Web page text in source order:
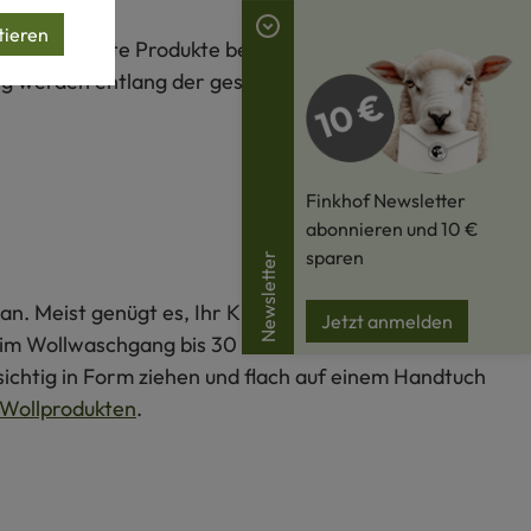
zertifizierte Produkte bestehen zu mindestens 70 %
werden entlang der gesamten Lieferkette
Meist genügt es, Ihr Kleidungsstück im Schatten
bis 30 °C mit Wollwaschmittel und
in Form ziehen und flach auf einem Handtuch
.
Newsletter
Finkhof Newsletter
abonnieren und 10 €
sparen
Jetzt anmelden